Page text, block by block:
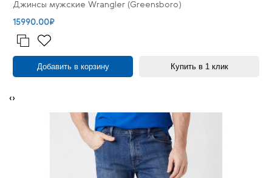
Джинсы мужские Wrangler (Greensboro)
15990.00₽
Добавить в корзину Купить в 1 клик
‹›